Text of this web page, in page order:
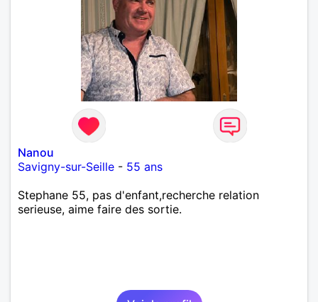
Nanou
Savigny-sur-Seille - 55 ans
Stephane 55, pas d'enfant,recherche relation
serieuse, aime faire des sortie.